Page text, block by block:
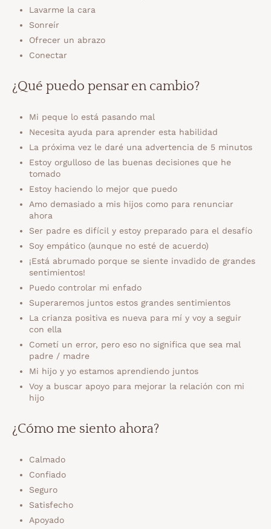
Lavarme la cara
Sonreír
Ofrecer un abrazo
Conectar
¿Qué puedo pensar en cambio?
Mi peque lo está pasando mal
Necesita ayuda para aprender esta habilidad
La próxima vez le daré una advertencia de 5 minutos
Estoy orgulloso de las buenas decisiones que he
tomado
Estoy haciendo lo mejor que puedo
Amo demasiado a mis hijos como para renunciar
ahora
Ser padre es difícil y estoy preparado para el desafío
Soy empático (aunque no esté de acuerdo)
¡Está abrumado porque se siente invadido de grandes
sentimientos!
Puedo controlar mi enfado
Superaremos juntos estos grandes sentimientos
La crianza positiva es nueva para mí y voy a seguir
con ella
Cometí un error, pero eso no significa que sea mal
padre / madre
Mi hijo y yo estamos aprendiendo juntos
Voy a buscar apoyo para mejorar la relación con mi
hijo
¿Cómo me siento ahora?
Calmado
Confiado
Seguro
Satisfecho
Apoyado